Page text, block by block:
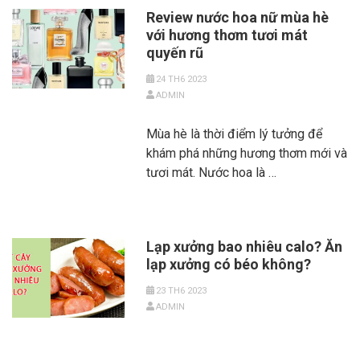
Review nước hoa nữ mùa hè
với hương thơm tươi mát
quyến rũ
24 TH6 2023
ADMIN
Mùa hè là thời điểm lý tưởng để
khám phá những hương thơm mới và
tươi mát. Nước hoa là …
Lạp xưởng bao nhiêu calo? Ăn
lạp xưởng có béo không?
23 TH6 2023
ADMIN